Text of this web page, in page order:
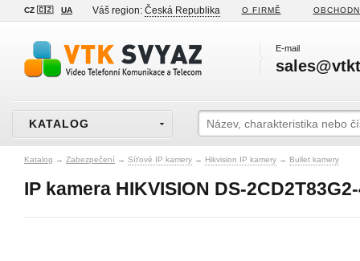
CZ 🇨🇿 UA Váš region: Česká Republika O FIRMĚ
E-mail
KATALOG
Katalog → Zabezpečení → Síťové IP kamery → Hikvision IP kamery → Bullet kamery
IP kamera HIKVISION DS-